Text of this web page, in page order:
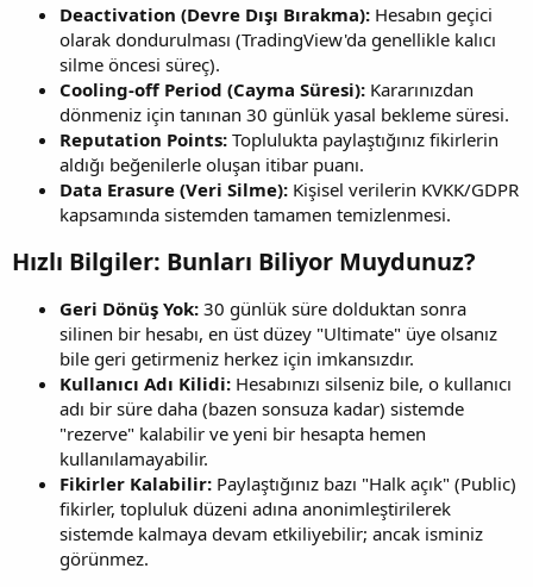
Deactivation (Devre Dışı Bırakma): Hesabın geçici
olarak dondurulması (TradingView'da genellikle kalıcı
silme öncesi süreç).
Cooling-off Period (Cayma Süresi): Kararınızdan
dönmeniz için tanınan 30 günlük yasal bekleme süresi.
Reputation Points: Toplulukta paylaştığınız fikirlerin
aldığı beğenilerle oluşan itibar puanı.
Data Erasure (Veri Silme): Kişisel verilerin KVKK/GDPR
kapsamında sistemden tamamen temizlenmesi.
Hızlı Bilgiler: Bunları Biliyor Muydunuz?​
Geri Dönüş Yok: 30 günlük süre dolduktan sonra
silinen bir hesabı, en üst düzey "Ultimate" üye olsanız
bile geri getirmeniz herkez için imkansızdır.
Kullanıcı Adı Kilidi: Hesabınızı silseniz bile, o kullanıcı
adı bir süre daha (bazen sonsuza kadar) sistemde
"rezerve" kalabilir ve yeni bir hesapta hemen
kullanılamayabilir.
Fikirler Kalabilir: Paylaştığınız bazı "Halk açık" (Public)
fikirler, topluluk düzeni adına anonimleştirilerek
sistemde kalmaya devam etkiliyebilir; ancak isminiz
görünmez.